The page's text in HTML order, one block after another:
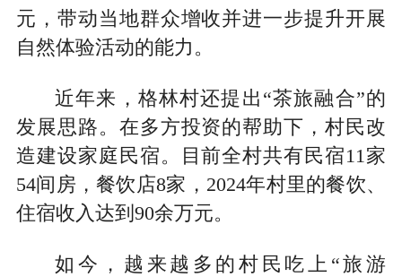
元，带动当地群众增收并进一步提升开展
自然体验活动的能力。
近年来，格林村还提出“茶旅融合”的
发展思路。在多方投资的帮助下，村民改
造建设家庭民宿。目前全村共有民宿11家
54间房，餐饮店8家，2024年村里的餐饮、
住宿收入达到90余万元。
如今，越来越多的村民吃上“旅游